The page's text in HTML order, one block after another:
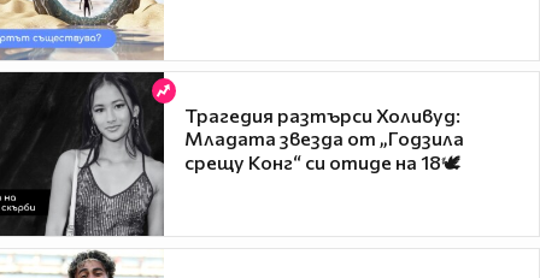
Трагедия разтърси Холивуд:
Младата звезда от „Годзила
срещу Конг“ си отиде на 18🕊️